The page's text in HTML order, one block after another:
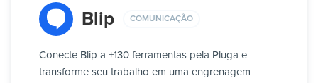
Blip COMUNICAÇÃO
Conecte Blip a +130 ferramentas pela Pluga e
transforme seu trabalho em uma engrenagem